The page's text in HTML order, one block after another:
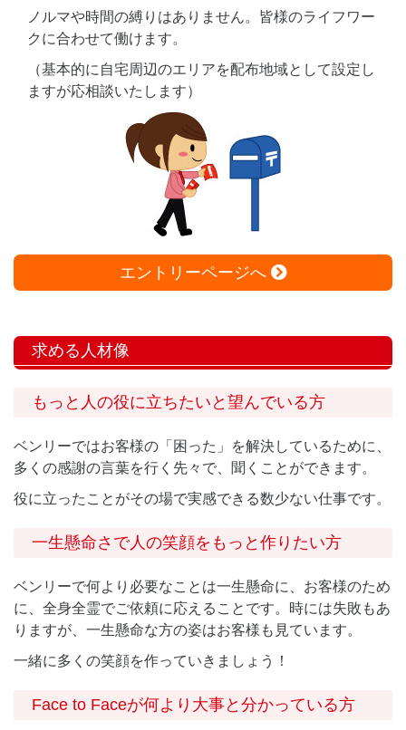
ノルマや時間の縛りはありません。皆様のライフワー
クに合わせて働けます。
（基本的に自宅周辺のエリアを配布地域として設定し
ますが応相談いたします）
エントリーページへ
求める人材像
もっと人の役に立ちたいと望んでいる方
ベンリーではお客様の「困った」を解決しているために、
多くの感謝の言葉を行く先々で、聞くことができます。
役に立ったことがその場で実感できる数少ない仕事です。
一生懸命さで人の笑顔をもっと作りたい方
ベンリーで何より必要なことは一生懸命に、お客様のため
に、全身全霊でご依頼に応えることです。時には失敗もあ
りますが、一生懸命な方の姿はお客様も見ています。
一緒に多くの笑顔を作っていきましょう！
Face to Faceが何より大事と分かっている方